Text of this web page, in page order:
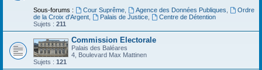
Sous-forums :
Cour Suprême, Agence des Données Publiques
Ordre
de la Croix d'Argent
Palais de Justice,
Centre de Détention
Sujets : 211
Commission Electorale
Palais des Baléares
4, Boulevard Max Mattinen
Sujets : 121